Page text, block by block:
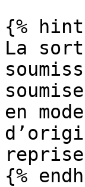
{%
La
en
{%